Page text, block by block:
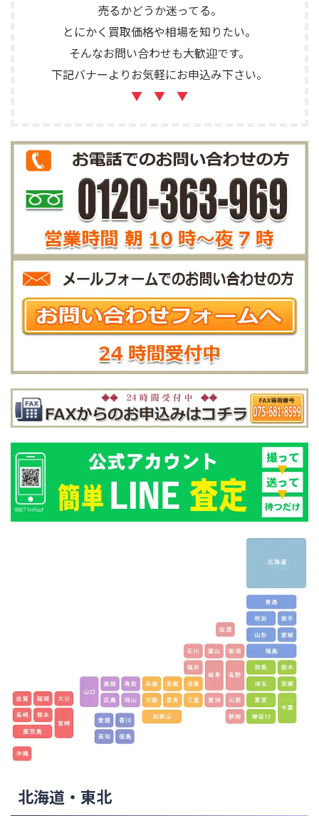
売るかどうか迷ってる。
とにかく買取価格や相場を知りたい。
そんなお問い合わせも大歓迎です。
下記バナーよりお気軽にお申込み下さい。
▼ ▼ ▼
北海道・東北